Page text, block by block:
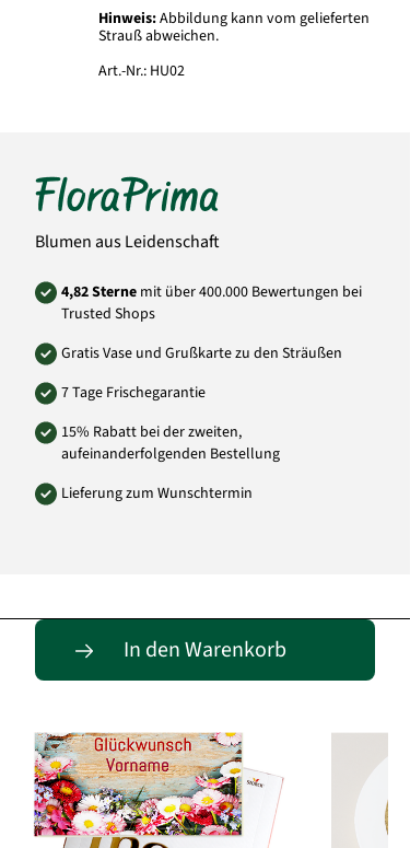
Hinweis:Abbildung kann vom gelieferten
Strauß abweichen.
Art.-Nr.: HU02
Blumen aus Leidenschaft
4,82 Sterne mit über 400.000 Bewertungen bei
Trusted Shops
Gratis Vase und Grußkarte zu den Sträußen
7 Tage Frischegarantie
15% Rabatt bei der zweiten,
aufeinanderfolgenden Bestellung
Lieferung zum Wunschtermin
In den Warenkorb
Passende Alternativen